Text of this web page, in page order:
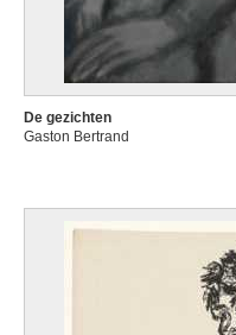
De gezichten
Gaston Bertrand